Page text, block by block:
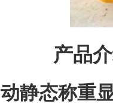
产品
动静态称重